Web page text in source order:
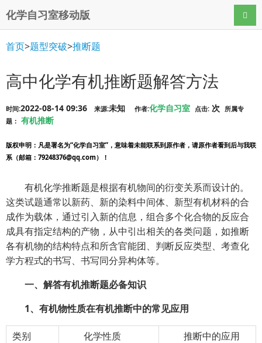
化学自习室移动版 导航
首页>题型突破>推断题
高中化学有机推断题解答方法
时间:2022-08-14 09:36 来源:未知 作者:化学自习室 点击: 次
所属专
题： 有机推断
版权申明 ：凡是署名为“化学自习室”，意味着未能联系到原作者，请原作者看到后与我联
系（邮箱：79248376@qq.com）！
有机化学推断题是根据有机物间的衍变关系而设计的。
这类试题通常以新药、新的染料中间体、新型有机材科的合
成作为载体，通过引入新的信息，组合多个化合物的反应合
成具有指定结构的产物，从中引出相关的各类问题，如推断
各有机物的结构特点和所含官能团、判断反应类型、考查化
学方程式的书写、书写同分异构体等。
一、解答有机推断题必备知识
1、有机物性质在有机推断中的常见应用
类别 化学性质 推断中的应用